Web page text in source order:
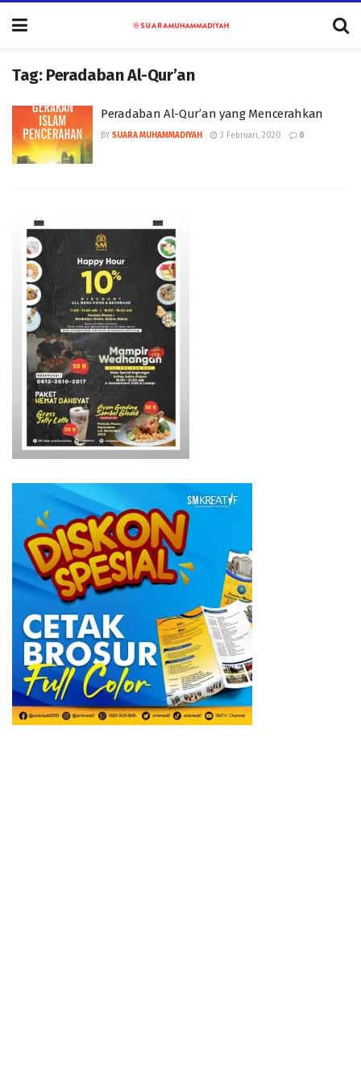
Tag: Peradaban Al-Qur’an
Peradaban Al-Qur’an yang Mencerahkan
BY SUARA MUHAMMADIYAH 3 Februari, 2020 0